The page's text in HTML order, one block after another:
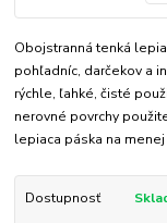
Obojstranná tenká
pohľadníc, darčekov a
rýchle, ľahké, čisté
nerovné povrchy
lepiaca páska na menej
Dostupnosť